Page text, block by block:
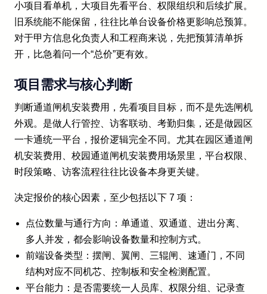
小项目看单机，大项目先看平台、权限组织和后续扩展。
旧系统能不能保留，往往比单台设备价格更影响总预算。
对于甲方信息化负责人和工程商来说，先把预算清单拆
开，比急着问一个“总价”更有效。
项目需求与核心判断
判断通道闸机安装费用，先看项目目标，而不是先选闸机
外观。是做人行管控、访客联动、考勤归集，还是做园区
一卡通统一平台，报价逻辑完全不同。尤其在园区通道闸
机安装费用、校园通道闸机安装费用场景里，平台权限、
时段策略、访客流程往往比设备本身更关键。
决定报价的核心因素，至少包括以下 7 项：
点位数量与通行方向：单通道、双通道、进出分离、
多人并发，都会影响设备数量和控制方式。
前端设备类型：摆闸、翼闸、三辊闸、速通门，不同
结构对应不同机芯、控制板和安全检测配置。
平台能力：是否需要统一人员库、权限分组、记录查